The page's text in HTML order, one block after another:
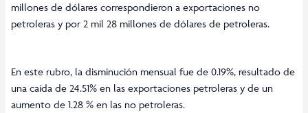
millones de dólares correspondieron a exportaciones no
petroleras y por 2 mil 28 millones de dólares de petroleras.
En este rubro, la disminución mensual fue de 0.19%, resultado de
una caída de 24.51% en las exportaciones petroleras y de un
aumento de 1.28 % en las no petroleras.